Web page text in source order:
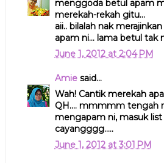
menggoda betul apam
merekah-rekah gitu...
aii.. bilalah nak
apam ni... lama betul tak
June 1, 2012 at 2:04 PM
Amiesaid...
Wah! Cantik merekah
QH.... mmmmm tengah
mengapam ni, masuk list
cayangggg.....
June 1, 2012 at 3:01 PM